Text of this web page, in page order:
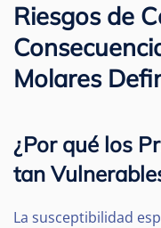
Riesgos de
Molares
¿Por qué los
tan
La susceptibilidad